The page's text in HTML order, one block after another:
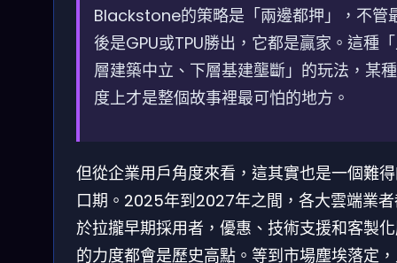
Blackstone的策略是「兩邊都押」，不管
後是GPU或TPU勝出，它都是贏家。這種
層建築中立、下層基建壟斷」的玩法，某
度上才是整個故事裡最可怕的地方。
但從企業用戶角度來看，這其實也是一個難
口期。2025年到2027年之間，各大雲端業
於拉攏早期採用者，優惠、技術支援和客製
的力度都會是歷史高點。等到市場塵埃落定